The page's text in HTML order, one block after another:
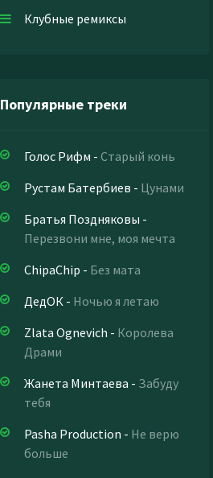
Клубные ремиксы
Популярные треки
Голос Рифм - Старый конь
Рустам Батербиев - Цунами
Братья Поздняковы -
Перезвони мне, моя мечта
ChipaChip - Без мата
ДедОК - Ночью я летаю
Zlata Ognevich - Королева
Драми
Жанета Минтаева - Забуду
тебя
Pasha Production - Не верю
больше